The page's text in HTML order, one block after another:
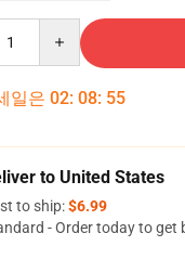
일은 02: 08: 54
to United States
to ship:$6.99
- Order today to get